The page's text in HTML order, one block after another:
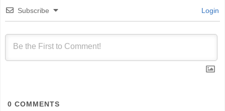
Subscribe Login
0 COMMENTS